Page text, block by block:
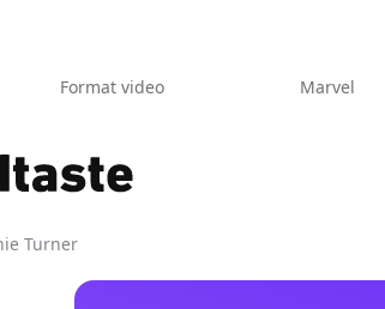
Format video Marvel
Turner